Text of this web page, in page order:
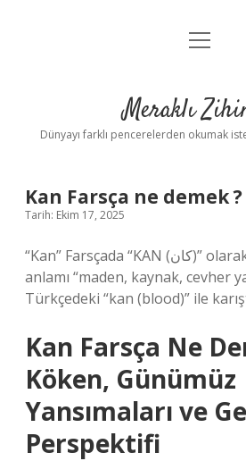
Anasayfa
Yasal Uyarı
menüyü
Meraklı
Dünyayı farklı pencerelerden okumak
Kan Farsça ne demek ?
Tarih: Ekim 17, 2025
“Kan” Farsçada “KAN (کان)” olarak yazılır ve temel
anlamı “maden, kaynak, cevher
Türkçedeki “kan (blood)” ile
Kan Farsça Ne
Köken, Günümüz
Yansımaları ve
Perspektifi